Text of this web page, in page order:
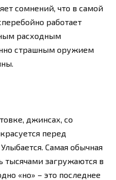
сомнений, что в самой
работает
расходным
страшным оружием
джинсах, со
перед
Самая обычная
загружаются в
«но» – это последнее